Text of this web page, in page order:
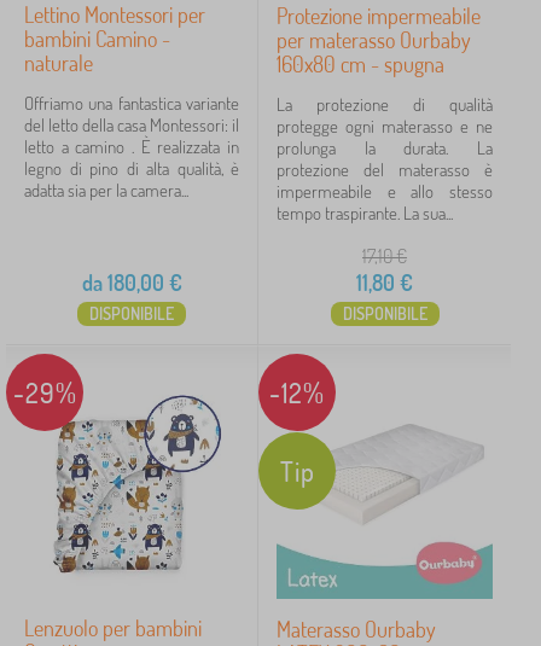
Lettino Montessori per
bambini Camino -
naturale
Offriamo una fantastica variante
del letto della casa Montessori: il
letto a camino . È realizzata in
legno di pino di alta qualità, è
adatta sia per la camera...
da180,00 €
DISPONIBILE
Protezione impermeabile
per materasso Ourbaby
160x80 cm - spugna
La protezione di qualità
protegge ogni materasso e ne
prolunga la durata. La
protezione del materasso è
impermeabile e allo stesso
tempo traspirante. La sua...
17,10€
11,80 €
DISPONIBILE
-29%
Lenzuolo per bambini
-12%
Tip
Materasso Ourbaby